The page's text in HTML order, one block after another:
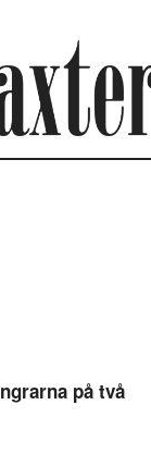
på två